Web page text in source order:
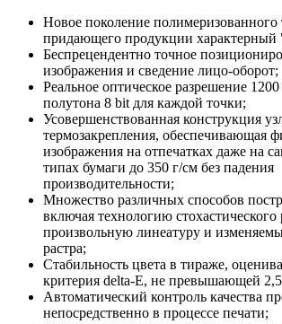
Новое поколение полимеризованного
придающего продукции характерный
Беспрецендентно точное
изображения и сведение лицо-оборот;
Реальное оптическое разрешение
полутона 8 bit для каждой точки;
Усовершенствованная конструкция
термозакрепления, обеспечивающая
изображения на отпечатках даже на
типах бумаги до 350 г/см без падения
производительности;
Множество различных способов
включая технологию стохастического
произвольную линеатуру и
растра;
Стабильность цвета в тираже,
критерия delta-E, не превышающей
Автоматический контроль качества
непосредственно в процессе печати;